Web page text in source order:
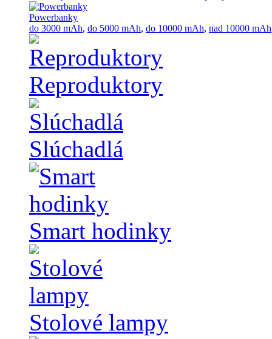
Powerbanky
do 3000 mAh, do 5000 mAh, do 10000 mAh, nad 10000 mAh
Reproduktory
Slúchadlá
Smart hodinky
Stolové lampy